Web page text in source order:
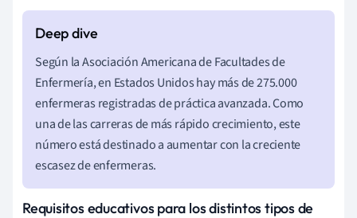
Según la Asociación Americana de Facultades de
Enfermería, en Estados Unidos hay más de 275.000
enfermeras registradas de práctica avanzada. Como
una de las carreras de más rápido crecimiento, este
número está destinado a aumentar con la creciente
escasez de enfermeras.
Requisitos educativos para los distintos tipos de